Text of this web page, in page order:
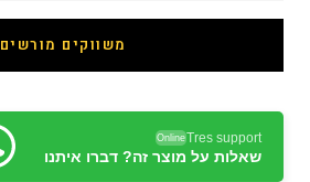
משווקים מורשים
Tres support
Online
שאלות על מוצר זה? דברו איתנו